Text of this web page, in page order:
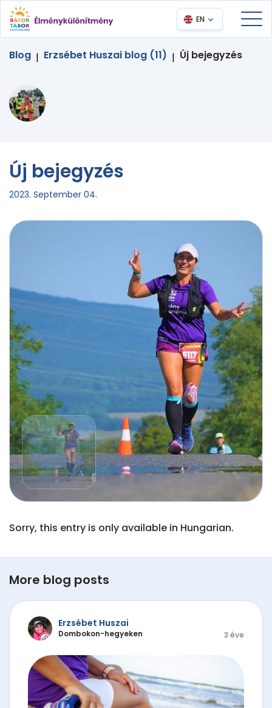
EN
Blog | Erzsébet Huszai blog (11) | Új bejegyzés
Új bejegyzés
2023. September 04.
Sorry, this entry is only available in Hungarian.
More blog posts
Erzsébet Huszai
Dombokon-hegyeken 3 éve